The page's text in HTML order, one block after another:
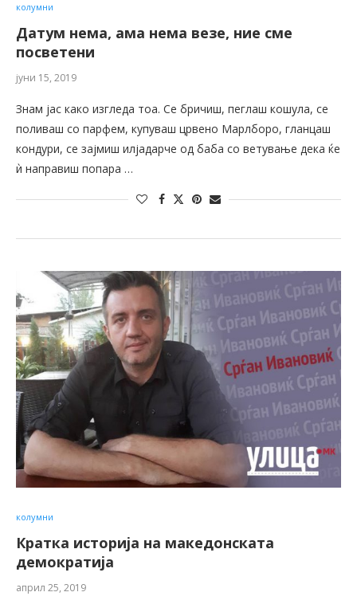
колумни
Датум нема, ама нема везе, ние сме
посветени
јуни 15, 2019
Знам јас како изгледа тоа. Се бричиш, пеглаш кошула, се
поливаш со парфем, купуваш црвено Марлборо, гланцаш
кондури, се зајмиш илјадарче од баба со ветување дека ќе
ѝ направиш попара …
колумни
Кратка историја на македонската
демократија
април 25, 2019